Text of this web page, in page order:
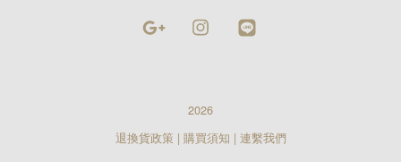
Google Instagram
2026
退換貨政策 | 購買須知 | 連繫我們